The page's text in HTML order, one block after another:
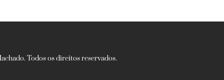
Todos os direitos reservados.